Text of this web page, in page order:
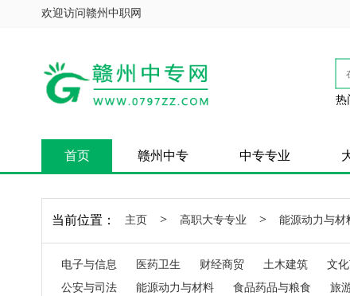
欢迎访问赣州中职网
热
首页 赣州中专 中专专业
当前位置： 主页 > 高职大专专业 > 能源动力与材
电子与信息 医药卫生 财经商贸 土木建筑 文
公安与司法
能源动力与材料 食品药品与粮食 旅